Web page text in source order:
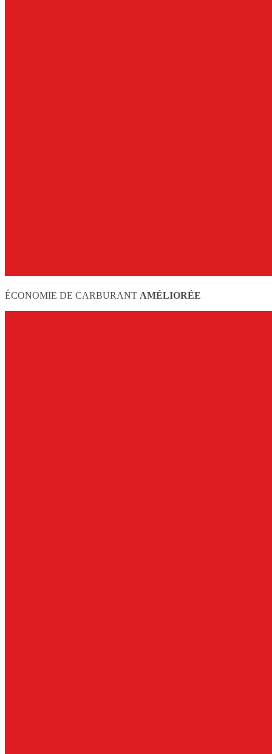
ÉCONOMIE DE CARBURANT AMÉLIORÉE